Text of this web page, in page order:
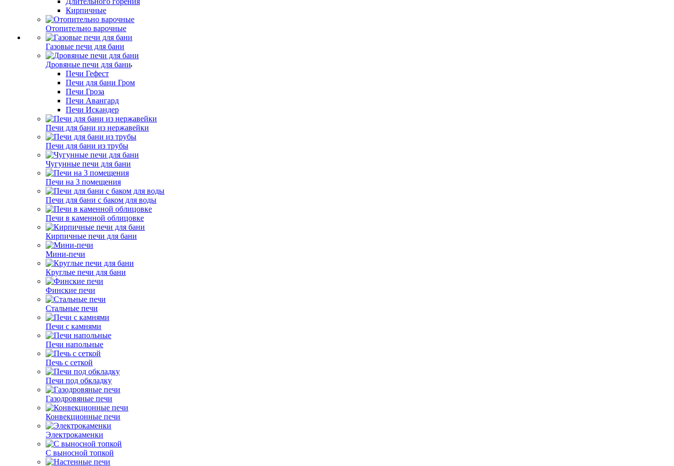
Кирпичные
Отопительно варочные
Газовые печи для бани
Дровяные печи для бани
Печи Гефест
Печи для бани Гром
Печи Гроза
Печи Авангард
Печи Искандер
Печи для бани из нержавейки
Печи для бани из трубы
Чугунные печи для бани
Печи на 3 помещения
Печи для бани с баком для воды
Печи в каменной облицовке
Кирпичные печи для бани
Мини-печи
Круглые печи для бани
Финские печи
Стальные печи
Печи с камнями
Печи напольные
Печь с сеткой
Печи под обкладку
Газодровяные печи
Конвекционные печи
Электрокаменки
С выносной топкой